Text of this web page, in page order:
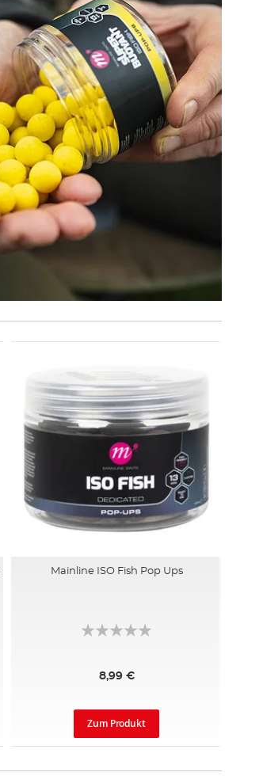
Mainline ISO Fish Pop Ups
8,99 €
Zum Produkt